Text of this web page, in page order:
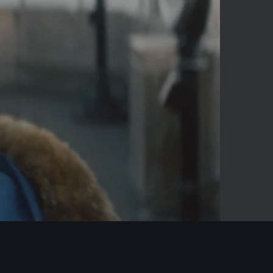
-06:19
Mute
Enter